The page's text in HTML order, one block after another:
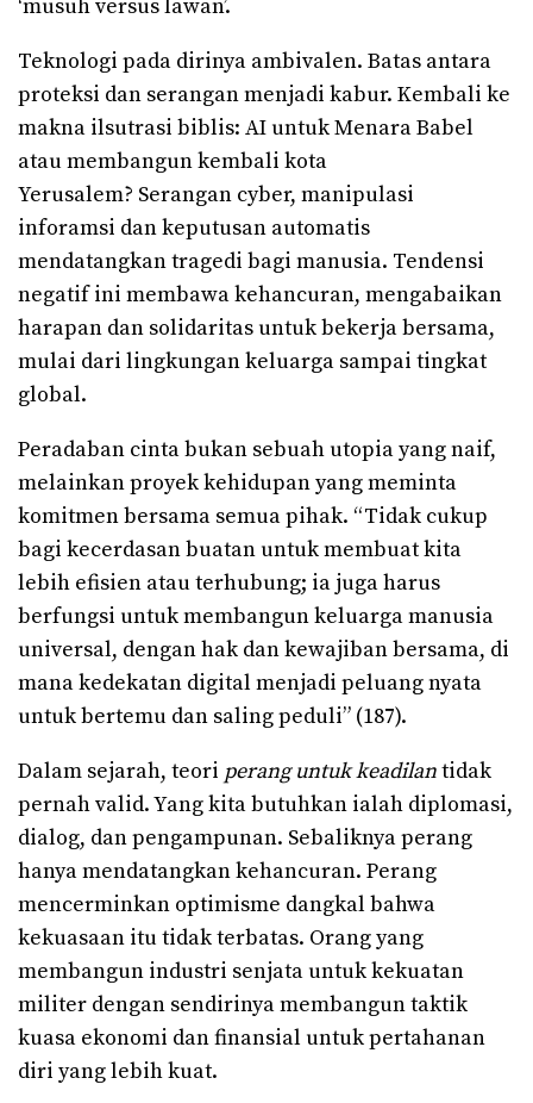
‘musuh versus lawan’.
Teknologi pada dirinya ambivalen. Batas antara
proteksi dan serangan menjadi kabur. Kembali ke
makna ilsutrasi biblis: AI untuk Menara Babel
atau membangun kembali kota
Yerusalem? Serangan cyber, manipulasi
inforamsi dan keputusan automatis
mendatangkan tragedi bagi manusia. Tendensi
negatif ini membawa kehancuran, mengabaikan
harapan dan solidaritas untuk bekerja bersama,
mulai dari lingkungan keluarga sampai tingkat
global.
Peradaban cinta bukan sebuah utopia yang naif,
melainkan proyek kehidupan yang meminta
komitmen bersama semua pihak. “Tidak cukup
bagi kecerdasan buatan untuk membuat kita
lebih efisien atau terhubung; ia juga harus
berfungsi untuk membangun keluarga manusia
universal, dengan hak dan kewajiban bersama, di
mana kedekatan digital menjadi peluang nyata
untuk bertemu dan saling peduli” (187).
Dalam sejarah, teori perang untuk keadilantidak
pernah valid. Yang kita butuhkan ialah diplomasi,
dialog, dan pengampunan. Sebaliknya perang
hanya mendatangkan kehancuran. Perang
mencerminkan optimisme dangkal bahwa
kekuasaan itu tidak terbatas. Orang yang
membangun industri senjata untuk kekuatan
militer dengan sendirinya membangun taktik
kuasa ekonomi dan finansial untuk pertahanan
diri yang lebih kuat.